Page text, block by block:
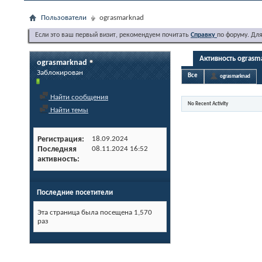
Пользователи ograsmarknad
Если это ваш первый визит, рекомендуем почитать Справку по форуму.
ograsmarknad
Заблокирован
Найти сообщения
Найти темы
Регистрация 18.09.2024
Последняя
активность
08.11.2024 16:52
Последние посетители
Эта страница была посещена 1,570
раз
Активность
Все ograsmarknad
No Recent Activity